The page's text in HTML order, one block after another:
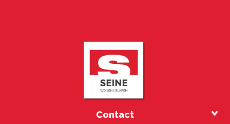
Contact